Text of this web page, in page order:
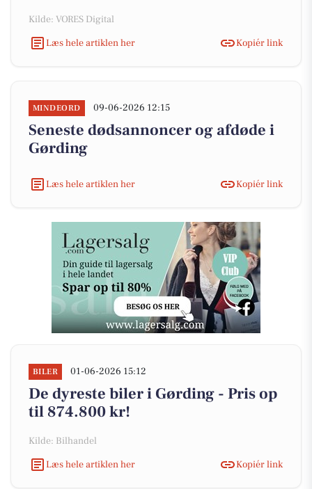
Kilde: VORES Digital
Læs hele artiklen her
Kopiér link
MINDEORD 09-06-2026 12:15
Seneste dødsannoncer og afdøde i
Gørding
Læs hele artiklen her Kopiér link
BILER 01-06-2026 15:12
De dyreste biler i Gørding - Pris op
til 874.800 kr!
Kilde: Bilhandel
Læs hele artiklen her
Kopiér link